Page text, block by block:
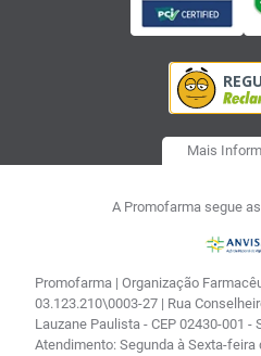
Mais
A Promofarma segue
Promofarma | Organização
03.123.210\0003-27 | Rua
Lauzane Paulista - CEP 02430-001 -
Atendimento: Segunda à Sexta-feira